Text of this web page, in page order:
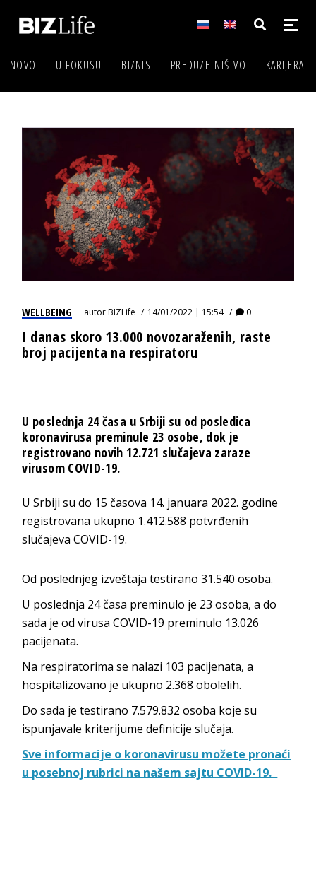
NOVO U FOKUSU BIZNIS PREDUZETNIŠTVO KARIJERA
WELLBEING autorBIZLife 14/01/2022 | 15:54 0
I danas skoro 13.000 novozaraženih, raste
broj pacijenta na respiratoru
U poslednja 24 časa u Srbiji su od posledica
koronavirusa preminule 23 osobe, dok je
registrovano novih 12.721 slučajeva zaraze
virusom COVID-19.
U Srbiji su do 15 časova 14. januara 2022. godine
registrovana ukupno 1.412.588 potvrđenih
slučajeva COVID-19.
Od poslednjeg izveštaja testirano 31.540 osoba.
U poslednja 24 časa preminulo je 23 osoba, a do
sada je od virusa COVID-19 preminulo 13.026
pacijenata.
Na respiratorima se nalazi 103 pacijenata, a
hospitalizovano je ukupno 2.368 obolelih.
Do sada je testirano 7.579.832 osoba koje su
ispunjavale kriterijume definicije slučaja.
Sve informacije o koronavirusu možete pronaći
u posebnoj rubrici na našem sajtu COVID-19.